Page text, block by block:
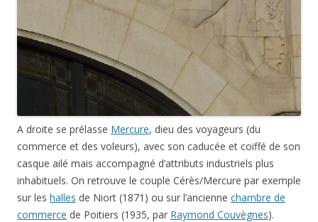
A droite se prélasse Mercure, dieu des voyageurs (du
commerce et des voleurs), avec son caducée et coiffé de son
casque ailé mais accompagné d’attributs industriels plus
inhabituels. On retrouve le couple Cérès/Mercure par exemple
sur les halles de Niort (1871) ou sur l’ancienne chambre de
commerce de Poitiers (1935, par Raymond Couvègnes).